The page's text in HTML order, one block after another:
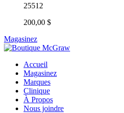
25512
200,00 $
Magasinez
Accueil
Magasinez
Marques
Clinique
À Propos
Nous joindre